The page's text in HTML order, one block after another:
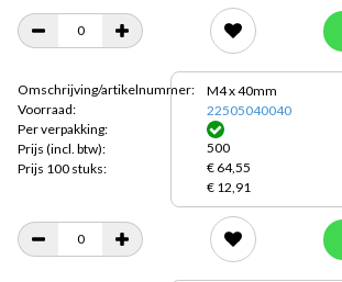
Omschrijving/artikelnummer:
Voorraad:
Per verpakking:
Prijs (incl. btw):
Prijs 100 stuks:
M4 x 40mm
22505040040
500
€ 64,55
€ 12,91